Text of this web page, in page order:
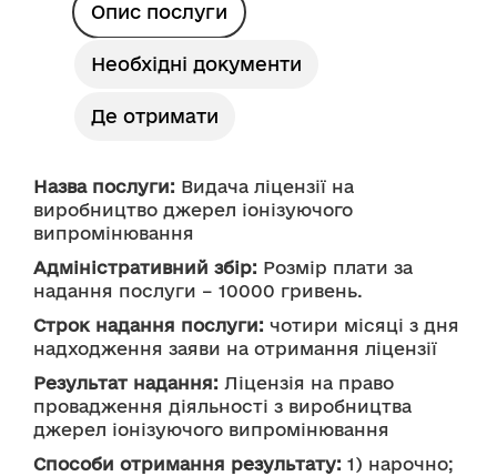
Опис послуги
Необхідні документи
Де отримати
Назва послуги: Видача ліцензії на
виробництво джерел іонізуючого
випромінювання
Адміністративний збір: Розмір плати за
надання послуги – 10000 гривень.
Строк надання послуги: чотири місяці з дня
надходження заяви на отримання ліцензії
Результат надання: Ліцензія на право
провадження діяльності з виробництва
джерел іонізуючого випромінювання
Способи отримання результату: 1) нарочно;